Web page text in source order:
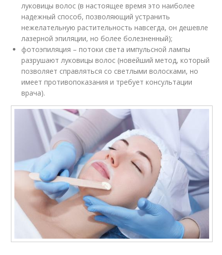
луковицы волос (в настоящее время это наиболее
надежный способ, позволяющий устранить
нежелательную растительность навсегда, он дешевле
лазерной эпиляции, но более болезненный);
фотоэпиляция – потоки света импульсной лампы
разрушают луковицы волос (новейший метод, который
позволяет справляться со светлыми волосками, но
имеет противопоказания и требует консультации
врача).